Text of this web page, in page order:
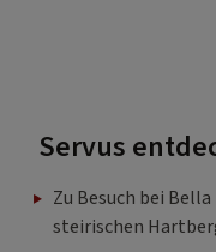
Servus
Zu Besuch bei
steirischen